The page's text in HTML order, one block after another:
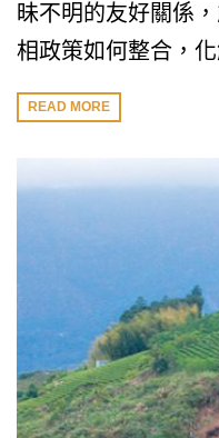
昧不明的友好關係
相政策如何整合，
READ MORE